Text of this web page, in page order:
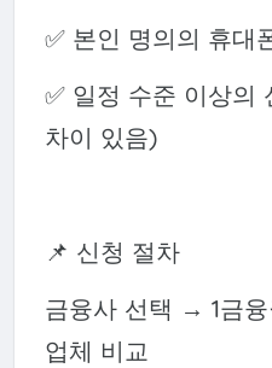
✅ 본인 명의의 휴대
✅ 일정 수준 이상의
차이 있음)
📌 신청 절차
금융사 선택 → 1금
업체 비교